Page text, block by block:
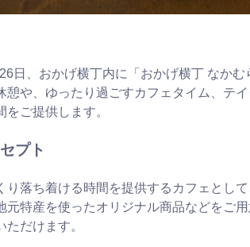
日、おかげ横丁内に「おかげ横丁 なか
憩や、ゆったり過ごすカフェタイム、テ
をご提供します。
プト
り落ち着ける時間を提供するカフェとし
元特産を使ったオリジナル商品などをご
ただけます。